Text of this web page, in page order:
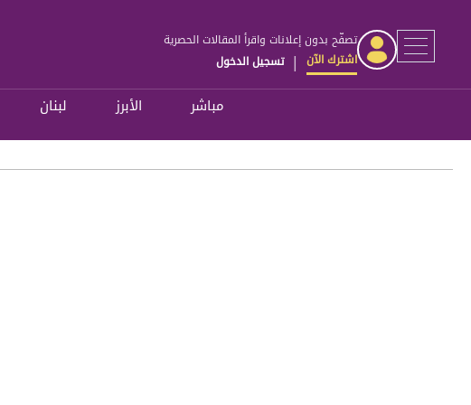
تصفّح بدون إعلانات واقرأ المقالات الحصرية
اشترك الآن | تسجيل الدخول
مباشر الأبرز لبنان